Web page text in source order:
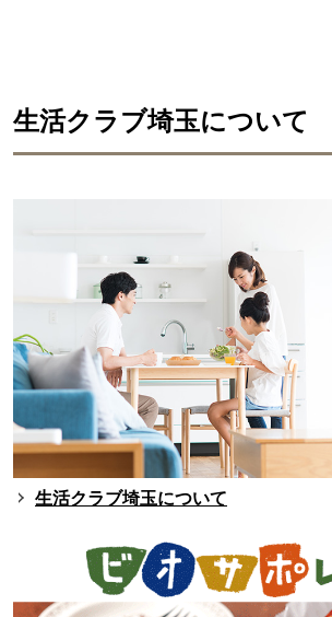
生活クラブ埼玉について
生活クラブ埼玉について